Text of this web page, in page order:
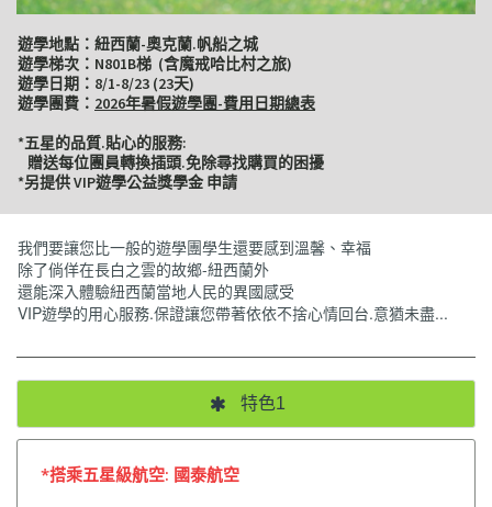
遊學地點：紐西蘭-奧克蘭.帆船之城
遊學梯次：N801B梯 (含魔戒哈比村之旅)
遊學日期：8/1-8/23 (23天)
遊學團費： 2026年暑假遊學團-費用日期總表
*五星的品質.貼心的服務:
贈送每位團員轉換插頭.免除尋找購買的困擾
*另提供 VIP遊學公益獎學金 申請
我們要讓您比一般的遊學團學生還要感到溫馨、幸福
除了倘佯在長白之雲的故鄉-紐西蘭外
還能深入體驗紐西蘭當地人民的異國感受
VIP遊學的用心服務.保證讓您帶著依依不捨心情回台.意猶未盡...
特色1
*搭乘五星級航空: 國泰航空